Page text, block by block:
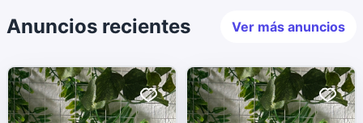
Anuncios recientes Ver más anuncios